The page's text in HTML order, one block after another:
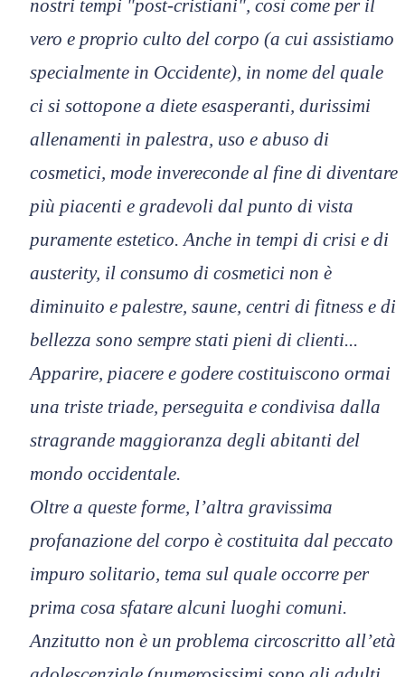
nostri tempi "post-cristiani", così come per il
vero e proprio culto del corpo (a cui assistiamo
specialmente in Occidente), in nome del quale
ci si sottopone a diete esasperanti, durissimi
allenamenti in palestra, uso e abuso di
cosmetici, mode invereconde al fine di diventare
più piacenti e gradevoli dal punto di vista
puramente estetico. Anche in tempi di crisi e di
austerity, il consumo di cosmetici non è
diminuito e palestre, saune, centri di fitness e di
bellezza sono sempre stati pieni di clienti...
Apparire, piacere e godere costituiscono ormai
una triste triade, perseguita e condivisa dalla
stragrande maggioranza degli abitanti del
mondo occidentale.
Oltre a queste forme, l’altra gravissima
profanazione del corpo è costituita dal peccato
impuro solitario, tema sul quale occorre per
prima cosa sfatare alcuni luoghi comuni.
Anzitutto non è un problema circoscritto all’età